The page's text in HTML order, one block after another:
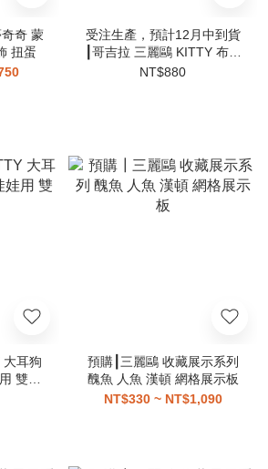
奇 蒙
扭蛋
受注生產，預計12月中到貨
┃哥吉拉 三麗鷗 KITTY 布丁
狗 漢頓 大耳狗 美樂蒂 酷洛
NT$880
耳狗
雙面
預購┃三麗鷗 收藏展示系列
醜魚 人魚 漢頓 網格展示板
NT$330 ~ NT$1,090